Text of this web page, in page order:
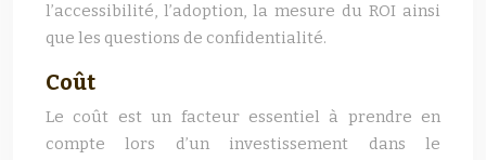
l’accessibilité, l’adoption, la mesure du ROI ainsi
que les questions de confidentialité.
Coût
Le coût est un facteur essentiel à prendre en
compte lors d’un investissement dans le